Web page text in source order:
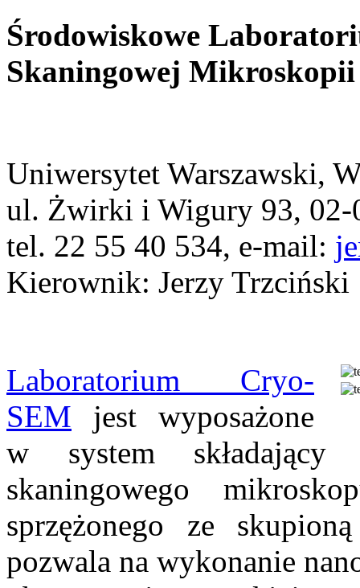
Środowiskowe
Skaningowej
Uniwersytet Warszawski,
ul. Żwirki i Wigury 93, 02-
tel. 22 55 40 534, e-mail:
Kierownik: Jerzy Trzciński
Laboratorium Cryo-
SEM jest wyposażone
w system składający
skaningowego
sprzężonego ze
pozwala na wykonanie